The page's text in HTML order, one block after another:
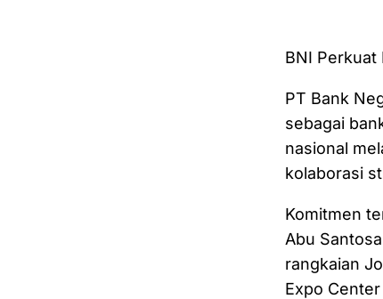
BNI Perkuat
PT Bank
sebagai
nasional
kolaborasi
Komitmen
Abu
rangkaian
Expo